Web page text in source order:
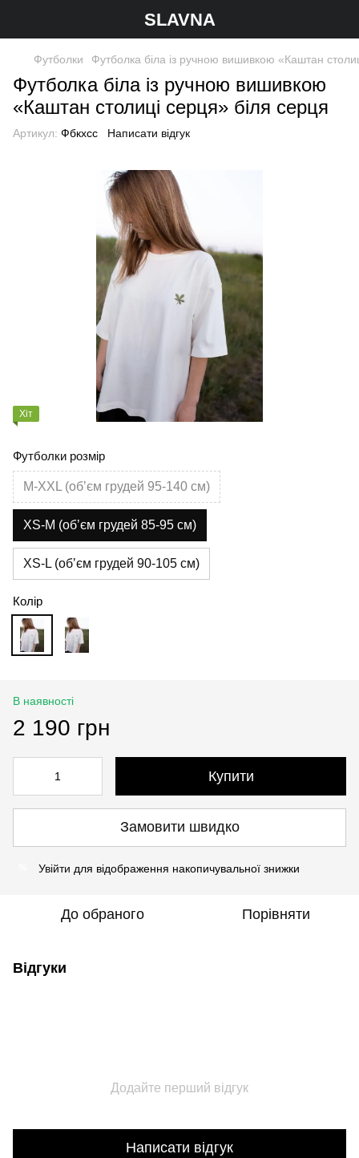
SLAVNA
Футболки Футболка біла із ручною вишивкою «Каштан
Футболка біла із ручною вишивкою
«Каштан столиці серця» біля серця
Артикул: Фбкхсс Написати відгук
Хіт
Футболки розмір
M-XXL (обʼєм грудей 95-140 см)
XS-M (обʼєм грудей 85-95 см)
XS-L (обʼєм грудей 90-105 см)
Колір
В наявності
2 190 грн
Купити
Замовити швидко
Увійти для відображення накопичувальної знижки
До обраного Порівняти
Відгуки
Додайте перший відгук
Написати відгук